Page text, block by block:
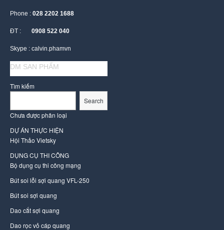
Phone : 028 2202 1688
ĐT : 0908 522 040
Skype : calvin.phamvn
DM SAN PHẨM
Tìm kiếm
Search
Chưa được phân loại
DỰ ÁN THỰC HIỆN
Hội Thảo Vietsky
DỤNG CỤ THI CÔNG
Bộ dụng cụ thi công mạng
Bút soi lỗi sợi quang VFL-250
Bút soi sợi quang
Dao cắt sợi quang
Dao rọc vỏ cáp quang